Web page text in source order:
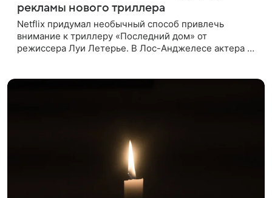
рекламы нового триллера
Netflix придумал необычный способ привлечь
внимание к триллеру «Последний дом» от
режиссера Луи Летерье. В Лос-Анджелесе актера на